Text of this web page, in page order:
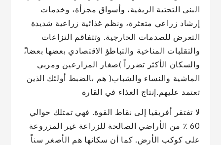
البنى التحتية الريفية، وأسواق مجزأة، وخدمات
إرشاد زراعي متعثرة، ونظم غذائية زراعية شديدة
التعرض للصدمات الخارجية. وتتفاقم النزاعات
والتقلبات المناخية والتباطؤ الاقتصادي بعضها بعضا،ً
والسكان الأكثر تضرراً )صغار المزارعين ومربي
الماشية والنساء والشباب( هم بالضبط أولئك الذين
تعتمد عليهم.إنتاج الغذاء في القارة
لا تفتقر أفريقيا إلى نقاط القوة. فهي تمتلك حوالي
60 ٪ من الأراضي الصالحة للزراعة غير المزروعة
على كوكب الأرض. كما أن سكانها هم الأصغر سناً